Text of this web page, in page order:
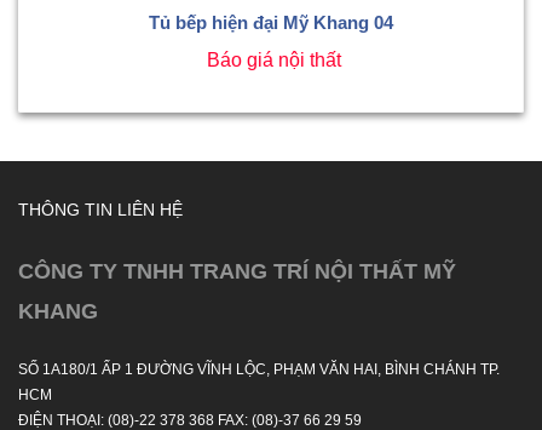
Tủ bếp hiện đại Mỹ Khang 04
Báo giá nội thất
THÔNG TIN LIÊN HỆ
CÔNG TY TNHH TRANG TRÍ NỘI THẤT MỸ
KHANG
SỐ 1A180/1 ẤP 1 ĐƯỜNG VĨNH LỘC, PHẠM VĂN HAI, BÌNH CHÁNH TP.
HCM
ĐIỆN THOẠI: (08)-22 378 368 FAX: (08)-37 66 29 59